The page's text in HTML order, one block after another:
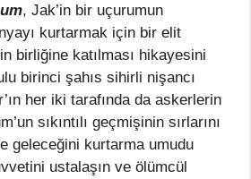
, Jak’in bir uçurumun
kurtarmak için bir elit
birliğine katılması hikayesini
birinci şahıs sihirli nişancı
her iki tarafında da askerlerin
sıkıntılı geçmişinin sırlarını
geleceğini kurtarma umudu
ustalaşın ve ölümcül